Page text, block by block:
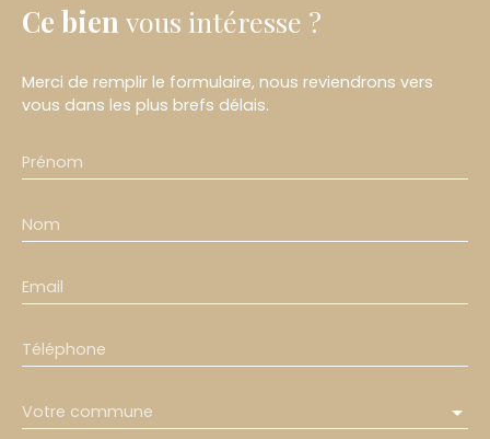
Ce bien vous intéresse ?
Merci de remplir le formulaire, nous reviendrons vers
vous dans les plus brefs délais.
Prénom
Nom
Email
Téléphone
Votre commune